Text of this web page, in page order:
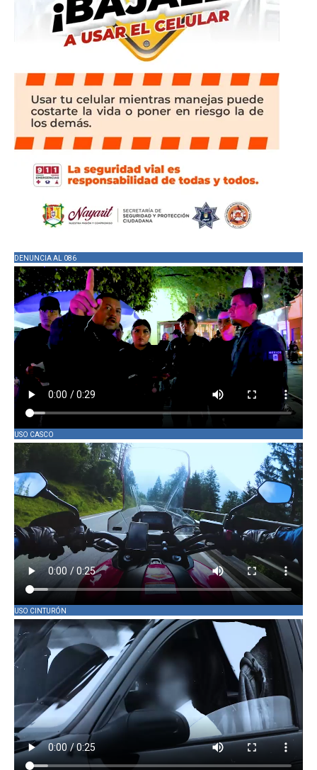
DENUNCIA AL 086
USO CASCO
USO CINTURÓN